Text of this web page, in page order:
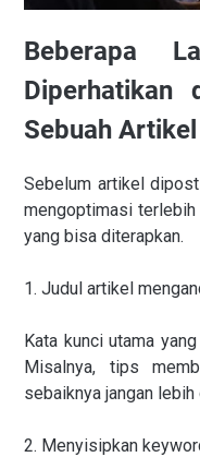
Beberapa
Diperhatikan
Sebuah Artikel
Sebelum artikel
mengoptimasi terlebih
yang bisa diterapkan.
1. Judul artikel
Kata kunci utama
Misalnya, tips
sebaiknya jangan
2. Menyisipkan